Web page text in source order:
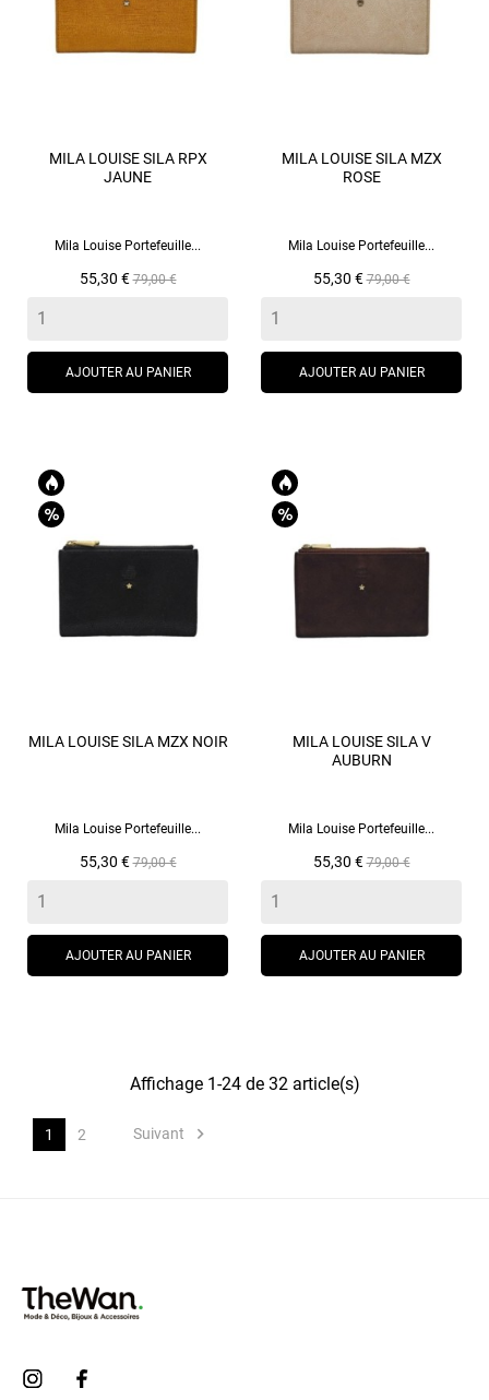
MILA LOUISE SILA RPX
JAUNE
Mila Louise Portefeuille...
Prix
55,30 €Prix
79,00 €
AJOUTER AU PANIER
MILA LOUISE SILA MZX
ROSE
Mila Louise Portefeuille...
Prix
55,30 €Prix
79,00 €
AJOUTER AU PANIER
MILA LOUISE SILA MZX NOIR
Mila Louise Portefeuille...
Prix
55,30 €Prix
79,00 €
AJOUTER AU PANIER
MILA LOUISE SILA V
AUBURN
Mila Louise Portefeuille...
Prix
55,30 €Prix
79,00 €
AJOUTER AU PANIER
Affichage 1-24 de 32 article(s)
1 2 Suivant 